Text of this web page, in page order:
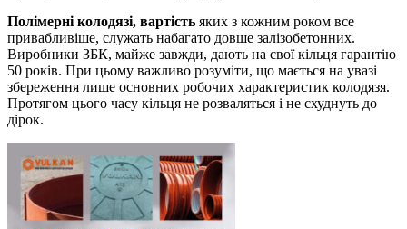
Полімерні колодязі, вартість яких з кожним роком все
привабливіше, служать набагато довше залізобетонних.
Виробники ЗБК, майже завжди, дають на свої кільця гарантію
50 років. При цьому важливо розуміти, що мається на увазі
збереження лише основних робочих характеристик колодязя.
Протягом цього часу кільця не розваляться і не схуднуть до
дірок.